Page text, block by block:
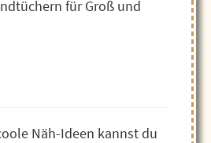
für Groß und
Näh-Ideen kannst du